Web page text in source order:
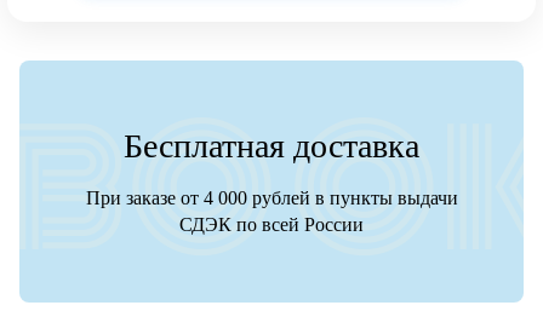
Бесплатная доставка
При заказе от 4 000 рублей в пункты выдачи
СДЭК по всей России